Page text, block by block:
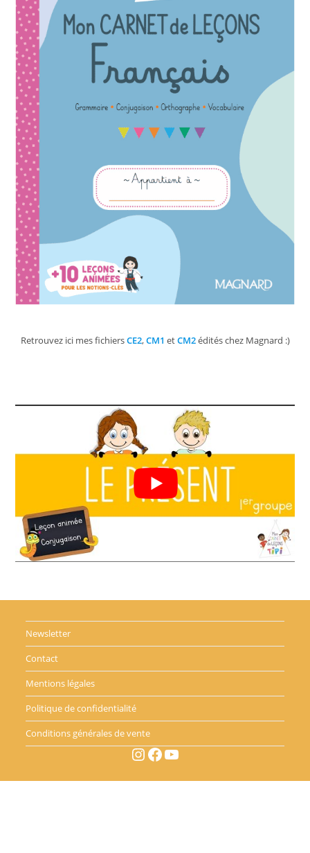
Retrouvez ici mes fichiersCE2,CM1 etCM2édités chez Magnard :)
Newsletter
Contact
Mentions légales
Politique de confidentialité
Conditions générales de vente
Instagram Facebook YouTube